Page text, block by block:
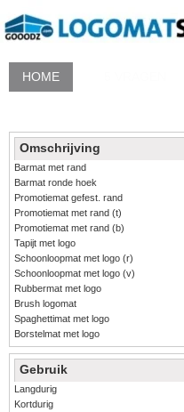
HOME
Omschrijving
Barmat met rand
Barmat ronde hoek
Promotiemat gefest. rand
Promotiemat met rand (t)
Promotiemat met rand (b)
Tapijt met logo
Schoonloopmat met logo (r)
Schoonloopmat met logo (v)
Rubbermat met logo
Brush logomat
Spaghettimat met logo
Borstelmat met logo
Gebruik
Langdurig
Kortdurig